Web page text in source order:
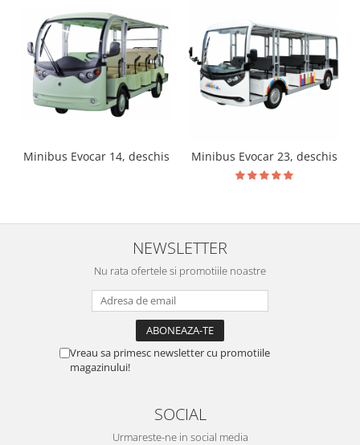
Minibus Evocar 14, deschis Minibus Evocar 23, deschis
NEWSLETTER
Nu rata ofertele si promotiile noastre
Vreau sa primesc newsletter cu promotiile
magazinului!
SOCIAL
Urmareste-ne in social media